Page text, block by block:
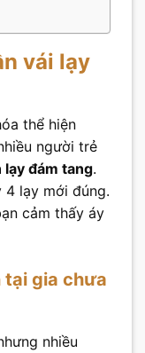
vái lạy
thể hiện
người trẻ
lạy đám tang.
4 lạy mới đúng.
cảm thấy áy
tại gia chưa
nhiều